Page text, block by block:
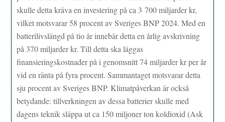
skulle detta kräva en investering på ca 3 700 miljarder kr,
vilket motsvarar 58 procent av Sveriges BNP 2024. Med en
batterilivslängd på tio år innebär detta en årlig avskrivning
på 370 miljarder kr. Till detta ska läggas
finansieringskostnader på i genomsnitt 74 miljarder kr per år
vid en ränta på fyra procent. Sammantaget motsvarar detta
sju procent av Sveriges BNP. Klimatpåverkan är också
betydande: tillverkningen av dessa batterier skulle med
dagens teknik släppa ut ca 150 miljoner ton koldioxid (Ask